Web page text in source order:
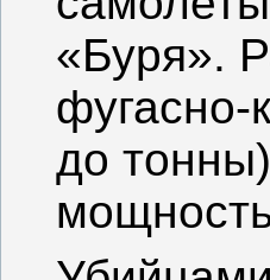
«Буря».
фугасно-
до